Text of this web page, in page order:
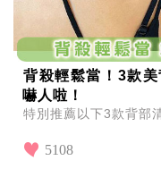
背殺輕鬆當！3款
嚇人啦！
特別推薦以下3款背部
5108